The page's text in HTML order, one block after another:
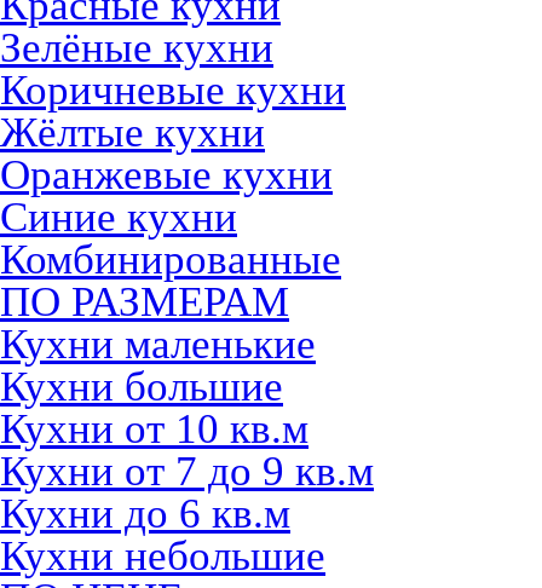
Зелёные кухни
Коричневые кухни
Жёлтые кухни
Оранжевые кухни
Синие кухни
Комбинированные
ПО РАЗМЕРАМ
Кухни маленькие
Кухни большие
Кухни от 10 кв.м
Кухни от 7 до 9 кв.м
Кухни до 6 кв.м
Кухни небольшие